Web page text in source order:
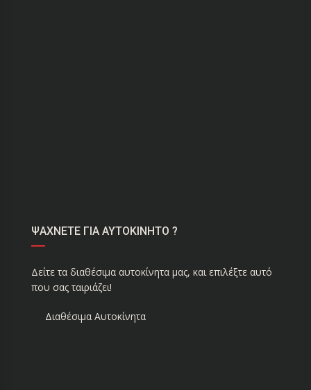
ΨΑΧΝΕΤΕ ΓΙΑ ΑΥΤΟΚΙΝΗΤΟ ?
Δείτε τα διαθέσιμα αυτοκίνητα μας, και επιλέξτε αυτό
που σας ταιριάζει!
Διαθέσιμα Αυτοκίνητα